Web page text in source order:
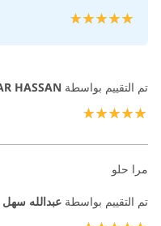
تقييم:
تم التقييم بواسطة HASSAN
مرا حلو
تم التقييم بواسطة عبدالله سهل